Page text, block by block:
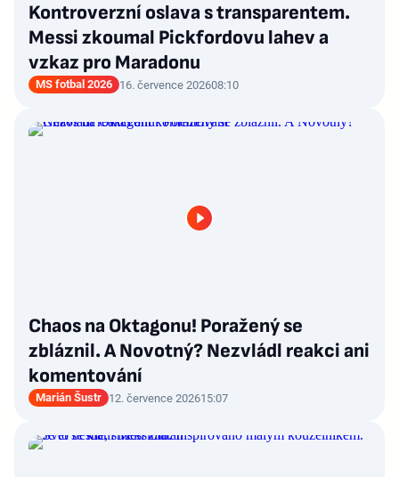
Kontroverzní oslava s transparentem.
Messi zkoumal Pickfordovu lahev a
vzkaz pro Maradonu
MS fotbal 2026 16. července 202608:10
Chaos na Oktagonu! Poražený se
zbláznil. A Novotný? Nezvládl reakci ani
komentování
Marián Šustr 12. července 202615:07